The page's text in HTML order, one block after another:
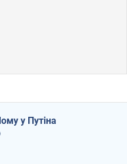
у Путіна